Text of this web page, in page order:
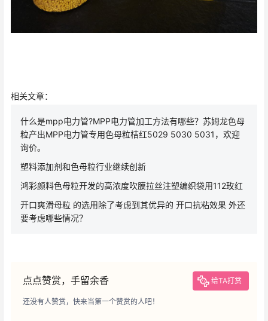
相关文章：
什么是mpp电力管?MPP电力管加工方法有哪些？苏姆龙色母
粒产出MPP电力管专用色母粒桔红5029 5030 5031，欢迎
询价。
塑料添加剂和色母粒行业继续创新
鸿彩颜料色母粒开发的高浓度吹膜拉丝注塑编织袋用112玫红
开口爽滑母粒 的选用除了考虑到其优异的 开口抗粘效果 外还
要考虑哪些情况？
点点赞赏，手留余香 给TA打赏
还没有人赞赏，快来当第一个赞赏的人吧！